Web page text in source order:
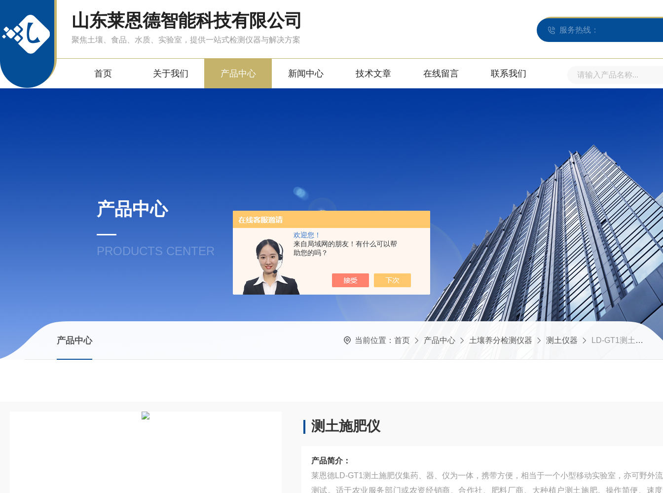
欢迎您！
来自局域网的朋友！有什么可以帮
助您的吗？
山东莱恩德智能科技有限公司
聚焦土壤、食品、水质、实验室，提供一站式检测仪器与解决方案
服务热线：
首页 关于我们 产品中心 新闻中心 技术文章 在线留言 联系我们
产品中心
PRODUCTS CENTER
产品中心 当前位置： 首页 产品中心 土壤养分检测仪器 测土仪器 LD-GT1测土施肥仪
测土施肥仪
产品简介：
莱恩德LD-GT1测土施肥仪集药、器、仪为一体，携带方便，相当于一个小型移动实验室，亦可野外
测试。适于农业服务部门或农资经销商、合作社、肥料厂商、大种植户测土施肥。操作简便、速